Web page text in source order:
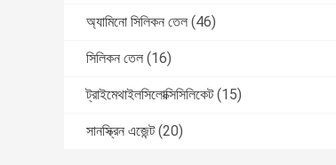
অ্যামিনো সিলিকন তেল (46)
সিলিকন তেল (16)
ট্রাইমেথাইলসিলোক্সিসিলিকেট (15)
সানস্ক্রিন এজেন্ট (20)